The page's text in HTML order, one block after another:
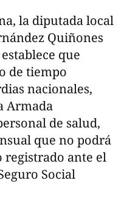
la diputada local
Quiñones
que
de tiempo
nacionales,
Armada
de salud,
que no podrá
ante el
Social